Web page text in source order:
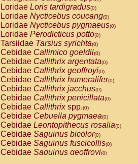
Loridae Loris tardigradus(0)
Loridae Nycticebus coucang(0)
Loridae Nycticebus pygmaeus(0)
Loridae Perodicticus potto(0)
Tarsiidae Tarsius syrichta(0)
Cebidae Callimico goeldii(0)
Cebidae Callithrix argentata(0)
Cebidae Callithrix geoffroyi(0)
Cebidae Callithrix humeralifer(0)
Cebidae Callithrix jacchus(0)
Cebidae Callithrix penicillata(0)
Cebidae Callithrixspp.(0)
Cebidae Cebuella pygmaea(0)
Cebidae Leontopithecus rosalia(0)
Cebidae Saguinus bicolor(0)
Cebidae Saguinus fuscicollis(0)
Cebidae Saguinus geoffroyi(0)